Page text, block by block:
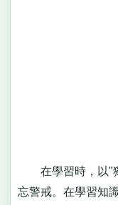
在學習時，以"獨
忘警戒。在學習知